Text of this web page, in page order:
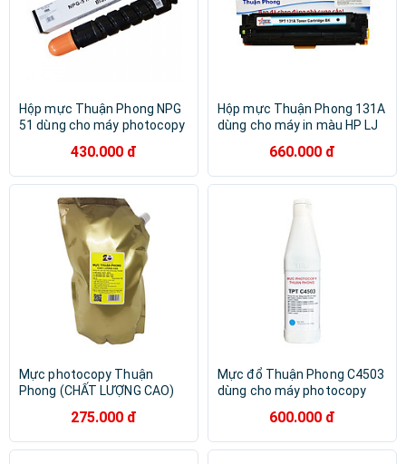
Hộp mực Thuận Phong NPG
51 dùng cho máy photocopy
- Hàng Chính Hãng
430.000 đ
Hộp mực Thuận Phong 131A
dùng cho máy in màu HP LJ
1525/ Canon LBP 5050/
8050 - Hàng Chính Hãng
660.000 đ
Mực photocopy Thuận
Phong (CHẤT LƯỢNG CAO)
E550/ 650/ 810/ 520/ 600/
720/ 850/ 523/ 603/ 723/
275.000 đ
Mực đổ Thuận Phong C4503
dùng cho máy photocopy
C6003/ C4504/ C5504/
C6004/ C3003/ C3503/
600.000 đ